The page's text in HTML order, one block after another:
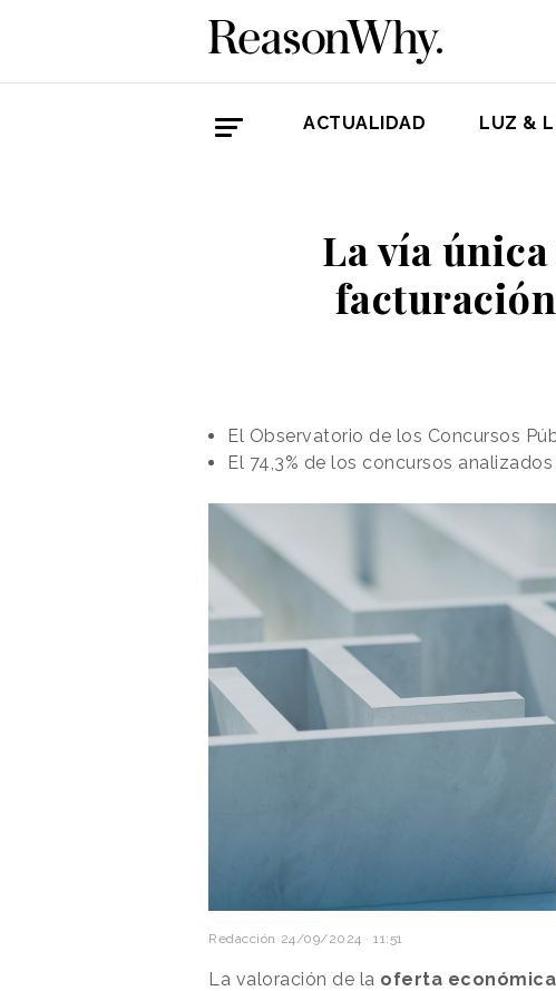
ACTUALIDAD LUZ &
La vía
El Observatorio de los Concursos
El 74,3% de los concursos
Redacción 24/09/2024 · 11:51
La valoración de la oferta económica